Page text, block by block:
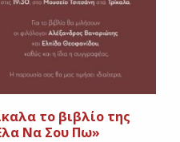
το βιβλίο της
Να Σου Πω»